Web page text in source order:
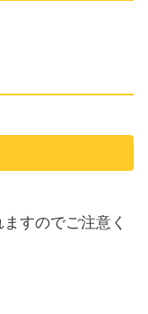
すのでご注意く